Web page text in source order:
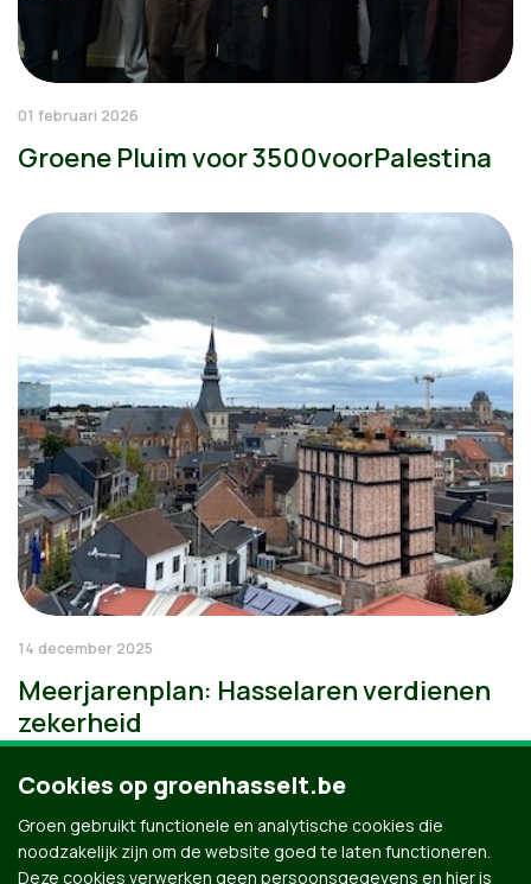
01 februari 2026
Groene Pluim voor 3500voorPalestina
14 december 2025
Meerjarenplan: Hasselaren verdienen
zekerheid
Cookies op groenhasselt.be
Groen gebruikt functionele en analytische cookies die
noodzakelijk zijn om de website goed te laten functioneren.
Deze cookies verwerken geen persoonsgegevens en hier is